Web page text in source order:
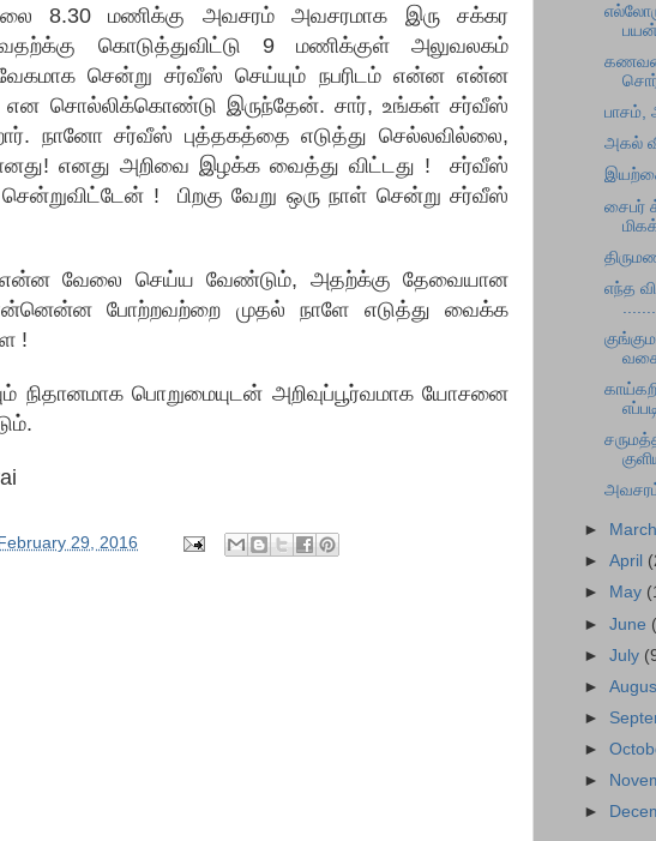
8.30 மணிக்கு அவசரம் அவசரமாக இரு சக்கர
கொடுத்துவிட்டு 9 மணிக்குள் அலுவலகம்
சென்று சர்வீஸ் செய்யும் நபரிடம் என்ன என்ன
சொல்லிக்கொண்டு இருந்தேன். சார், உங்கள் சர்வீஸ்
நானோ சர்வீஸ் புத்தகத்தை எடுத்து செல்லவில்லை,
எனது அறிவை இழக்க வைத்து விட்டது ! சர்வீஸ்
! பிறகு வேறு ஒரு நாள் சென்று சர்வீஸ்
வேலை செய்ய வேண்டும், அதற்க்கு தேவையான
போற்றவற்றை முதல் நாளே எடுத்து வைக்க
!
நிதானமாக பொறுமையுடன் அறிவுப்பூர்வமாக யோசனை
February 29, 2016
கணவன்
பாசம்,
அகல்
சைபர்
எந்த
► March
►April
►
May
►June
►July
►
►
►
►
►